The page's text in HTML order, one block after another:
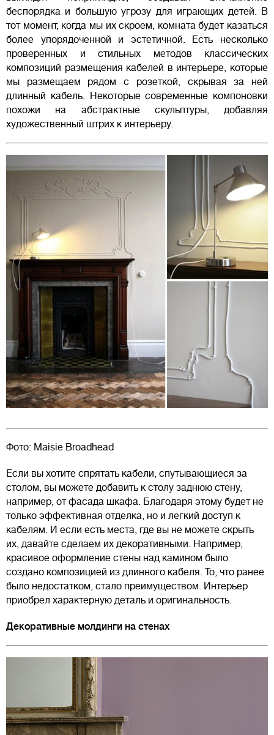
беспорядка и большую угрозу для играющих детей. В
тот момент, когда мы их скроем, комната будет казаться
более упорядоченной и эстетичной. Есть несколько
проверенных и стильных методов классических
композиций размещения кабелей в интерьере, которые
мы размещаем рядом с розеткой, скрывая за ней
длинный кабель. Некоторые современные компоновки
похожи на абстрактные скульптуры, добавляя
художественный штрих к интерьеру.
Фото: Maisie Broadhead
Если вы хотите спрятать кабели, спутывающиеся за
столом, вы можете добавить к столу заднюю стену,
например, от фасада шкафа. Благодаря этому будет не
только эффективная отделка, но и легкий доступ к
кабелям. И если есть места, где вы не можете скрыть
их, давайте сделаем их декоративными. Например,
красивое оформление стены над камином было
создано композицией из длинного кабеля. То, что ранее
было недостатком, стало преимуществом. Интерьер
приобрел характерную деталь и оригинальность.
Декоративные молдинги на стенах